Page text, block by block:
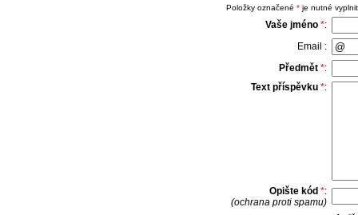
Položky označené *je nutné
Vaše jméno *:
Email :
Předmět *:
Text příspěvku *:
Opište kód *:
(ochrana proti spamu)